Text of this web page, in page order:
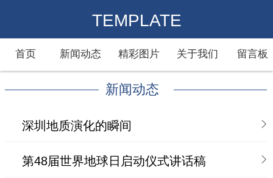
TEMPLATE
首页 新闻动态 精彩图片 关于我们 留言板
新闻动态
深圳地质演化的瞬间
第48届世界地球日启动仪式讲话稿